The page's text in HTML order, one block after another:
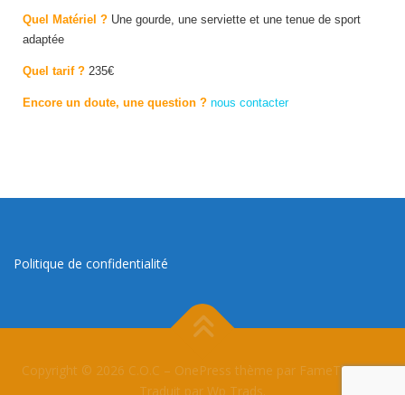
Quel Matériel ? Une gourde, une serviette et une tenue de sport
adaptée
Quel tarif ? 235€
Encore un doute, une question ? nous contacter
Politique de confidentialité
Copyright © 2026 C.O.C – OnePress thème par FameThemes.
Traduit par Wp Trads.